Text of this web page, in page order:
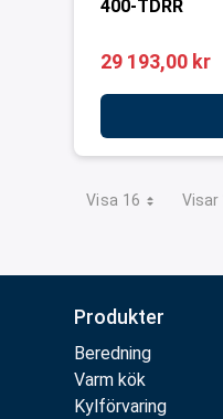
400-TDRR
29 193,00 kr
Visa 16 Visar
Produkter
Beredning
Varm kök
Kylförvaring